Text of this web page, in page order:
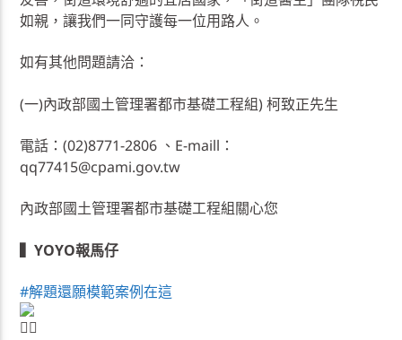
如親，讓我們一同守護每一位用路人。
如有其他問題請洽：
(一)內政部國土管理署都市基礎工程組) 柯致正先生
電話：(02)8771-2806 、E-maill：
qq77415@cpami.gov.tw
內政部國土管理署都市基礎工程組關心您
▍YOYO報馬仔
#解題還願模範案例在這